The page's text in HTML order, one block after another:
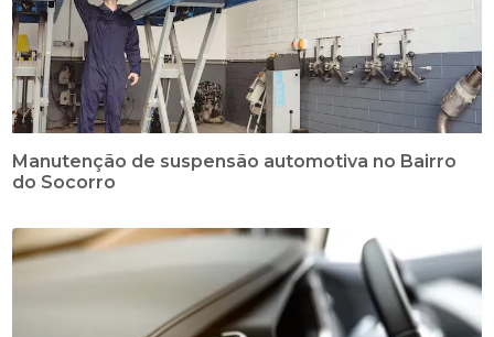
Manutenção de suspensão automotiva no Bairro
do Socorro